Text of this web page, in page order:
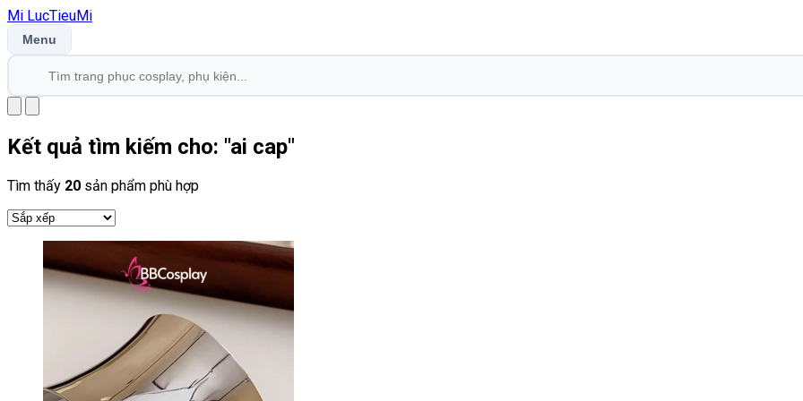
Mi LucTieuMi
Menu
Kết quả tìm kiếm cho: "ai cap"
Tìm thấy 20 sản phẩm phù hợp